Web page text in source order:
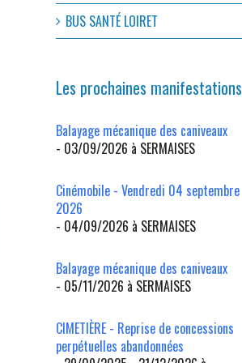
BUS SANTÉ LOIRET
Les prochaines manifestations
Balayage mécanique des caniveaux
- 03/09/2026 à SERMAISES
Cinémobile - Vendredi 04 septembre
2026
- 04/09/2026 à SERMAISES
Balayage mécanique des caniveaux
- 05/11/2026 à SERMAISES
CIMETIÈRE - Reprise de concessions
perpétuelles abandonnées